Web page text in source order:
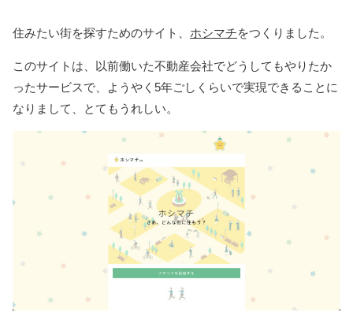
住みたい街を探すためのサイト、 ホシマチをつくりました。
このサイトは、以前働いた不動産会社でどうしてもやりたか
ったサービスで、ようやく5年ごしくらいで実現できることに
なりまして、とてもうれしい。